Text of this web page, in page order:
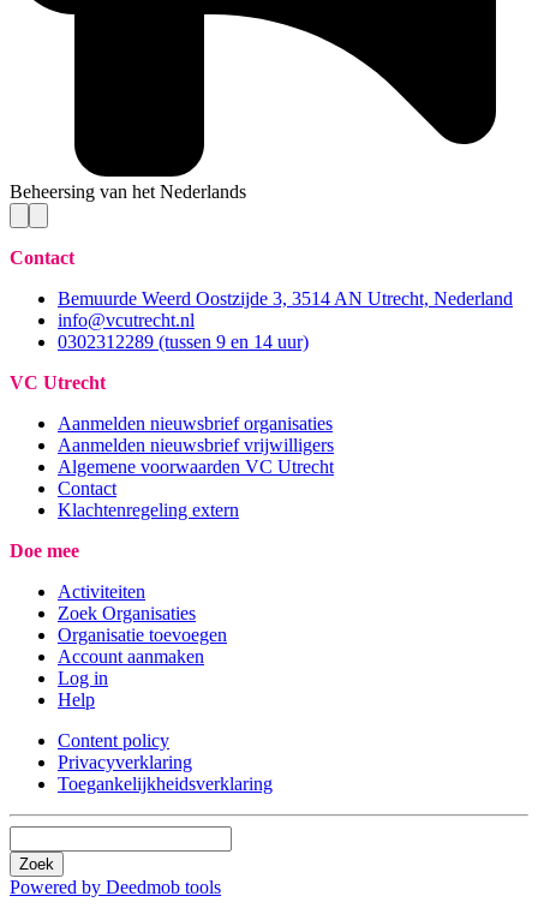
Beheersing van het Nederlands
Contact
Bemuurde Weerd Oostzijde 3, 3514 AN Utrecht, Nederland
info@vcutrecht.nl
0302312289 (tussen 9 en 14 uur)
VC Utrecht
Aanmelden nieuwsbrief organisaties
Aanmelden nieuwsbrief vrijwilligers
Algemene voorwaarden VC Utrecht
Contact
Klachtenregeling extern
Doe mee
Activiteiten
Zoek Organisaties
Organisatie toevoegen
Account aanmaken
Log in
Help
Content policy
Privacyverklaring
Toegankelijkheidsverklaring
Zoek
Powered by Deedmob tools